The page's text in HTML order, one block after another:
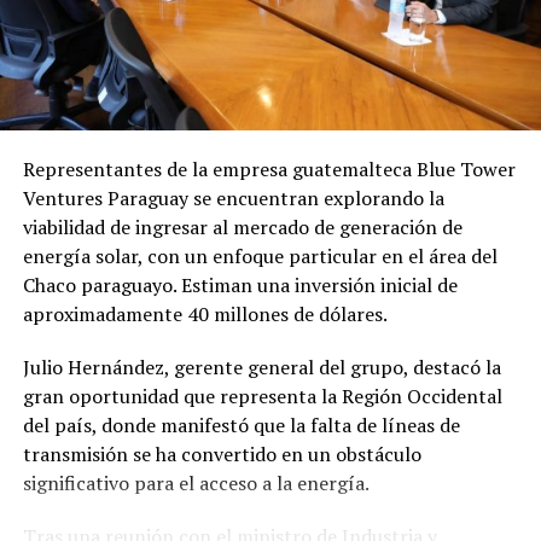
Próximos pasos
De prosperar la acusación, el empresario podría
enfrentar una pena de12 a 30 años de prisión
por
Oficina de Mediación del Poder Judicial, solicitando que
se citara a Garrido para buscar un acuerdo comercial.
Durante la audiencia convocada, Garrido no asistió
personalmente, sino que fue representada por el
autenticadas de facturas de la empresa «Green Castle»
por valores de 18.500.000 y 10.400.000 guaraníes
respectivamente, sosteniendo que la señora Garrido
había pagado por todos los equipamientos e
infraestructura del comedor.
son facturas habían sido «anuladas por su titular» y que
«son de contenido falso», presuntamente completadas
por la Lic. Rosalba Garay, contadora que actualmente
trabaja con Garrido. De demostrarse que estos
documentos fueron anulados y carecen de valor legal,
Representantes de la empresa guatemalteca Blue Tower
Ventures Paraguay se encuentran explorando la
viabilidad de ingresar al mercado de generación de
energía solar, con un enfoque particular en el área del
Chaco paraguayo. Estiman una inversión inicial de
aproximadamente 40 millones de dólares.
Julio Hernández, gerente general del grupo, destacó la
gran oportunidad que representa la Región Occidental
del país, donde manifestó que la falta de líneas de
transmisión se ha convertido en un obstáculo
significativo para el acceso a la energía.